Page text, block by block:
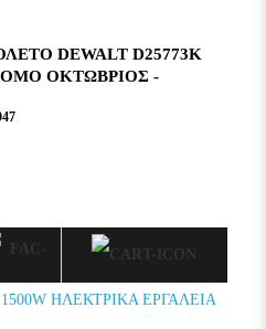
DEWALT D25773K
ΟΚΤΩΒΡΙΟΣ -